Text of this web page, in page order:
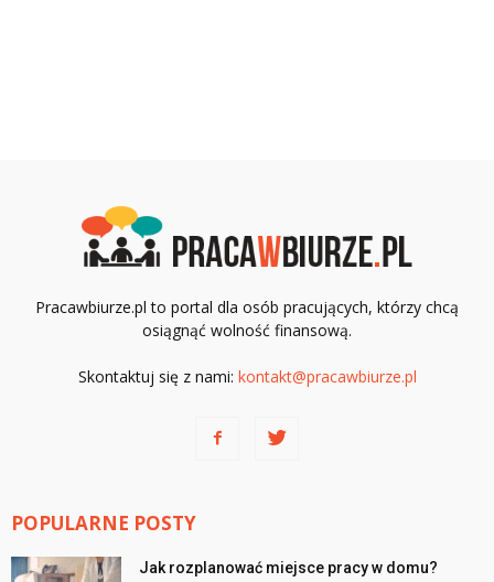
Pracawbiurze.pl to portal dla osób pracujących, którzy chcą
osiągnąć wolność finansową.
Skontaktuj się z nami: kontakt@pracawbiurze.pl
POPULARNE POSTY
Jak rozplanować miejsce pracy w domu?